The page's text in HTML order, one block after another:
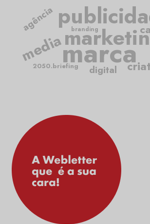
marca
media
agência
digital
2050.briefing
branding